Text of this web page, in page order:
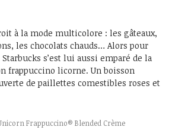
à la mode multicolore : les gâteaux,
les chocolats chauds… Alors pour
s’est lui aussi emparé de la
frappuccino licorne. Un boisson
de paillettes comestibles roses et
Frappuccino® Blended Crème